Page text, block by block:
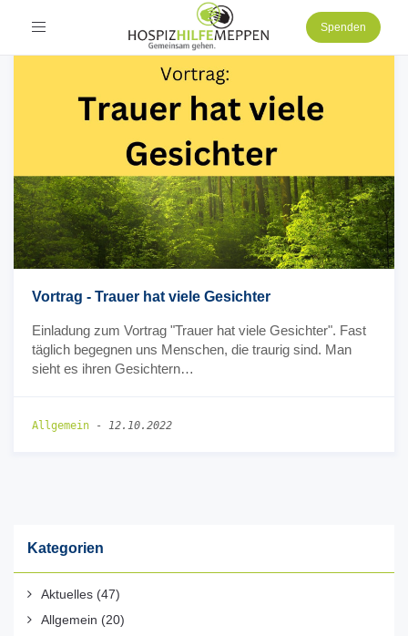
Toggle
Spenden
Vortrag - Trauer hat viele Gesichter
Einladung zum Vortrag "Trauer hat viele Gesichter". Fast
täglich begegnen uns Menschen, die traurig sind. Man
sieht es ihren Gesichtern…
Allgemein - 12.10.2022
Kategorien
Aktuelles (47)
Allgemein (20)